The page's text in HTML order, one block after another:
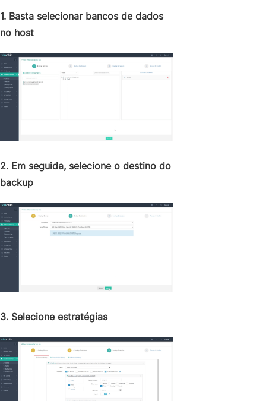
1. Basta selecionar bancos de dados
no host
2. Em seguida, selecione o destino do
backup
3. Selecione estratégias